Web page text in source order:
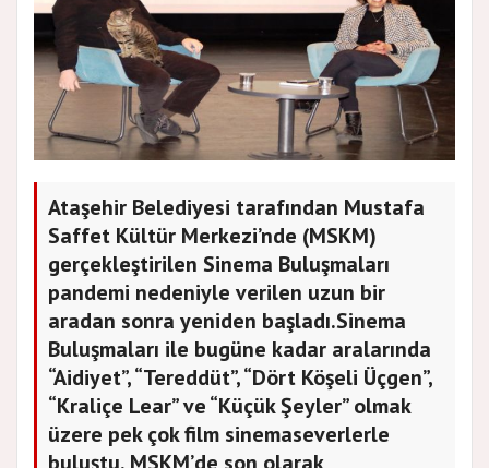
Ataşehir Belediyesi tarafından Mustafa
Saffet Kültür Merkezi’nde (MSKM)
gerçekleştirilen Sinema Buluşmaları
pandemi nedeniyle verilen uzun bir
aradan sonra yeniden başladı.Sinema
Buluşmaları ile bugüne kadar aralarında
“Aidiyet”, “Tereddüt”, “Dört Köşeli Üçgen”,
“Kraliçe Lear” ve “Küçük Şeyler” olmak
üzere pek çok film sinemaseverlerle